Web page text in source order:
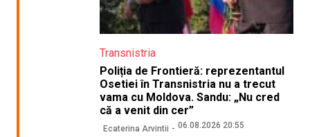
Transnistria
Poliția de Frontieră: reprezentantul
Osetiei în Transnistria nu a trecut
vama cu Moldova. Sandu: „Nu cred
că a venit din cer”
Ecaterina Arvintii 06.08.2026 20:55